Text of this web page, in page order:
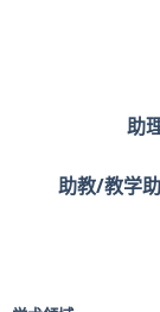
助
助教/教学